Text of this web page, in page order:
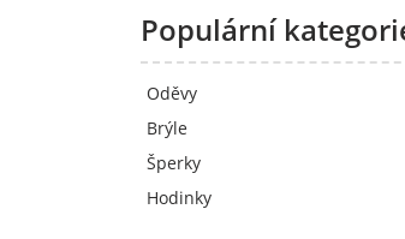
Populární
Oděvy
Brýle
Šperky
Hodinky